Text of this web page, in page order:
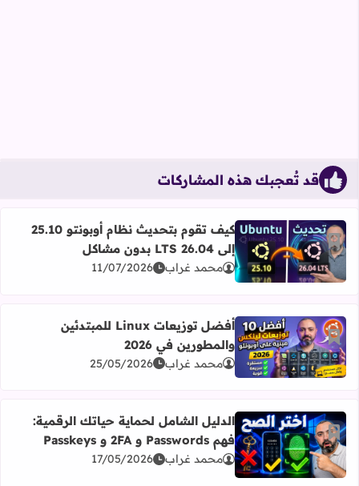
قد تُعجبك هذه المشاركات
أضف إلى العلامات المرجعية
اقرأ المزيد عن كيف تقوم بتحديث نظام أوبونتو 25.10 إلى 26.04 LTS بدون مشاكل
كيف تقوم بتحديث نظام أوبونتو 25.10
إلى 26.04 LTS بدون مشاكل
محمد غراب 11/07/2026
أضف إلى العلامات المرجعية
اقرأ المزيد عن أفضل توزيعات Linux للمبتدئين والمطورين في 2026
أفضل توزيعات Linux للمبتدئين
والمطورين في 2026
محمد غراب 25/05/2026
أضف إلى العلامات المرجعية
اقرأ المزيد عن الدليل الشامل لحماية حياتك الرقمية: فهم Passwords و 2FA و Passkeys
الدليل الشامل لحماية حياتك الرقمية:
فهم Passwords و 2FA و Passkeys
محمد غراب 17/05/2026